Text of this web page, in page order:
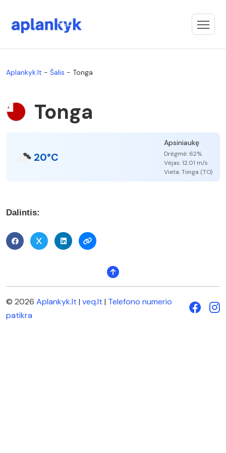
Aplankyk.lt - Šalis - Tonga
Tonga
20°C
Apsiniaukę
Drėgmė: 62%
Vėjas: 12.01 m/s
Vieta: Tonga (TO)
Dalintis:
© 2026 Aplankyk.lt | veq.lt | Telefono numerio
patikra